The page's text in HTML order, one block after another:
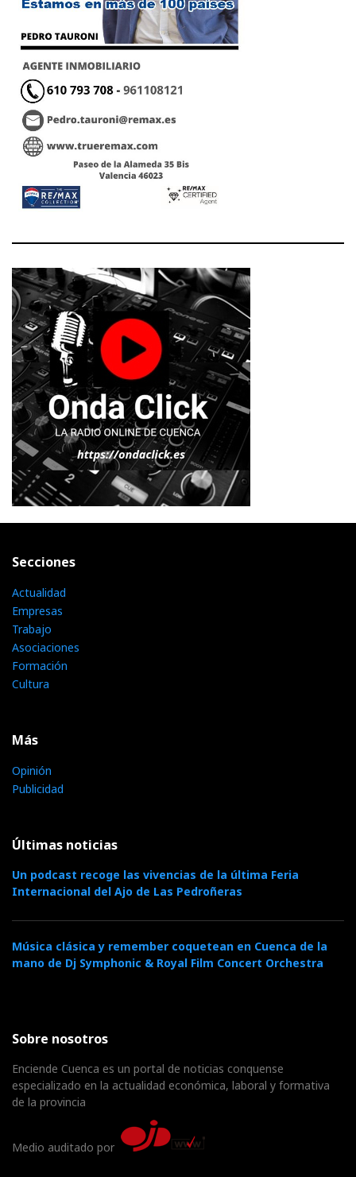
Secciones
Actualidad
Empresas
Trabajo
Asociaciones
Formación
Cultura
Más
Opinión
Publicidad
Últimas noticias
Un podcast recoge las vivencias de la última Feria
Internacional del Ajo de Las Pedroñeras
Música clásica y remember coquetean en Cuenca de la
mano de Dj Symphonic & Royal Film Concert Orchestra
Sobre nosotros
Enciende Cuenca es un portal de noticias conquense
especializado en la actualidad económica, laboral y formativa
de la provincia
Medio auditado por